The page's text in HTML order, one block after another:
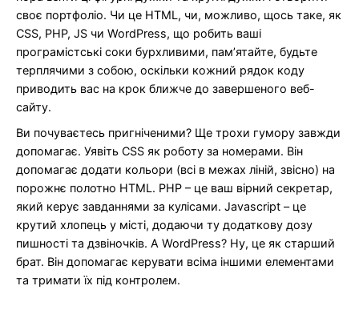
своє портфоліо. Чи це HTML, чи, можливо, щось таке, як
CSS, PHP, JS чи WordPress, що робить ваші
програмістські соки бурхливими, пам’ятайте, будьте
терплячими з собою, оскільки кожний рядок коду
приводить вас на крок ближче до завершеного веб-
сайту.
Ви почуваєтесь пригніченими? Ще трохи гумору завжди
допомагає. Уявіть CSS як роботу за номерами. Він
допомагає додати кольори (всі в межах ліній, звісно) на
порожнє полотно HTML. PHP – це ваш вірний секретар,
який керує завданнями за кулісами. Javascript – це
крутий хлопець у місті, додаючи ту додаткову дозу
пишності та дзвіночків. А WordPress? Ну, це як старший
брат. Він допомагає керувати всіма іншими елементами
та тримати їх під контролем.